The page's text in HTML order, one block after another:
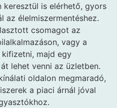
is elérhető, gyors
az élelmiszermentéshez.
csomagot az
vagy a
kifizetni, majd egy
lehet venni az üzletben.
oldalon megmaradó,
a piaci árnál jóval